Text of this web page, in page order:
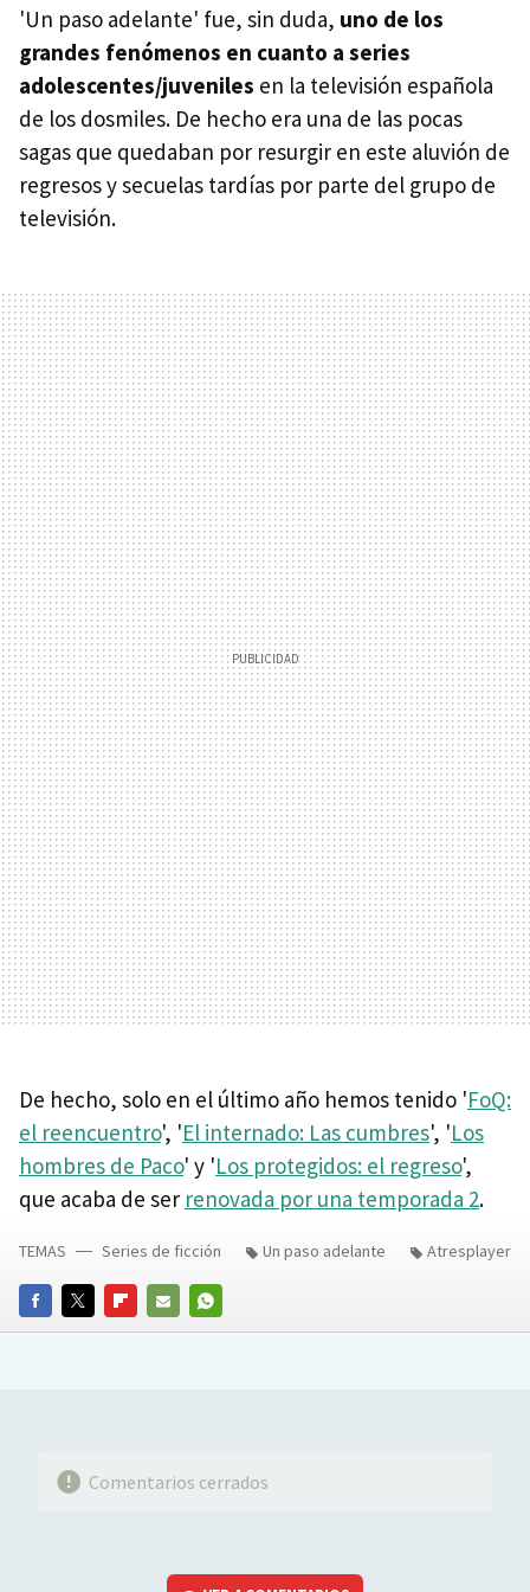
'Un paso adelante' fue, sin duda, uno de los
grandes fenómenos en cuanto a series
adolescentes/juveniles en la televisión española
de los dosmiles. De hecho era una de las pocas
sagas que quedaban por resurgir en este aluvión de
regresos y secuelas tardías por parte del grupo de
televisión.
De hecho, solo en el último año hemos tenido 'FoQ:
el reencuentro', 'El internado: Las cumbres', 'Los
hombres de Paco' y 'Los protegidos: el regreso',
que acaba de ser renovada por una temporada 2.
FACEBOOKTWITTERFLIPBOARD
E-
WHATSAPP
TEMAS Series de ficción Un paso adelante Atresplayer
Comentarios cerrados